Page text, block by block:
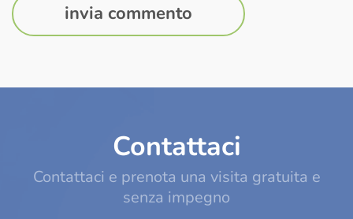
Contattaci
Contattaci e prenota una visita gratuita e
senza impegno